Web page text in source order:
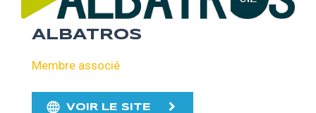
ALBATROS
Membre associé
VOIR LE SITE